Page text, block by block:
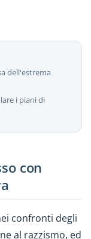
dell'estrema
i piani di
con
confronti degli
al razzismo, ed